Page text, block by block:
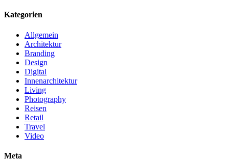
Kategorien
Allgemein
Architektur
Branding
Design
Digital
Innenarchitektur
Living
Photography
Reisen
Retail
Travel
Video
Meta